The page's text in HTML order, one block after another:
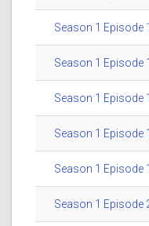
Season 1 Episode
Season 1 Episode
Season 1 Episode
Season 1 Episode
Season 1 Episode
Season 1 Episode